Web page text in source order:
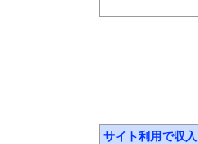
サイト利用で収入